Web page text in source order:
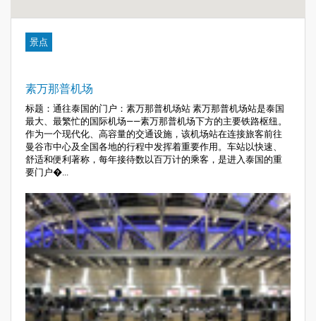
景点
素万那普机场
标题：通往泰国的门户：素万那普机场站 素万那普机场站是泰国
最大、最繁忙的国际机场——素万那普机场下方的主要铁路枢纽。
作为一个现代化、高容量的交通设施，该机场站在连接旅客前往
曼谷市中心及全国各地的行程中发挥着重要作用。车站以快速、
舒适和便利著称，每年接待数以百万计的乘客，是进入泰国的重
要门户�...